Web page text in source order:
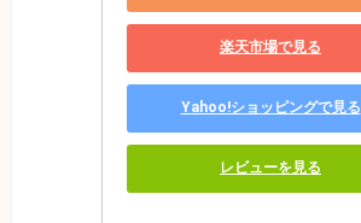
楽天市場で見る
Yahoo!ショッピングで見る
レビューを見る